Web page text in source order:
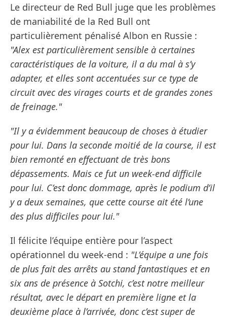
Le directeur de Red Bull juge que les problèmes
de maniabilité de la Red Bull ont
particulièrement pénalisé Albon en Russie :
"Alex est particulièrement sensible à certaines
caractéristiques de la voiture, il a du mal à s’y
adapter, et elles sont accentuées sur ce type de
circuit avec des virages courts et de grandes zones
de freinage."
"Il y a évidemment beaucoup de choses à étudier
pour lui. Dans la seconde moitié de la course, il est
bien remonté en effectuant de très bons
dépassements. Mais ce fut un week-end difficile
pour lui. C’est donc dommage, après le podium d’il
y a deux semaines, que cette course ait été l’une
des plus difficiles pour lui."
Il félicite l’équipe entière pour l’aspect
opérationnel du week-end : "L’équipe a une fois
de plus fait des arrêts au stand fantastiques et en
six ans de présence à Sotchi, c’est notre meilleur
résultat, avec le départ en première ligne et la
deuxième place à l’arrivée, donc c’est super de